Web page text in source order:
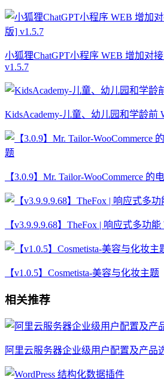
小狐狸ChatGPT小程序 WEB 增加对
v1.5.7
KidsAcademy-儿童、幼儿园和学龄前
【3.0.9】Mr. Tailor-WooCommerce 的
【v3.9.9.9.68】TheFox | 响应式多功能
【v1.0.5】Cosmetista-美容与化妆主题
相关推荐
阿里云服务器企业级用户配置及产品